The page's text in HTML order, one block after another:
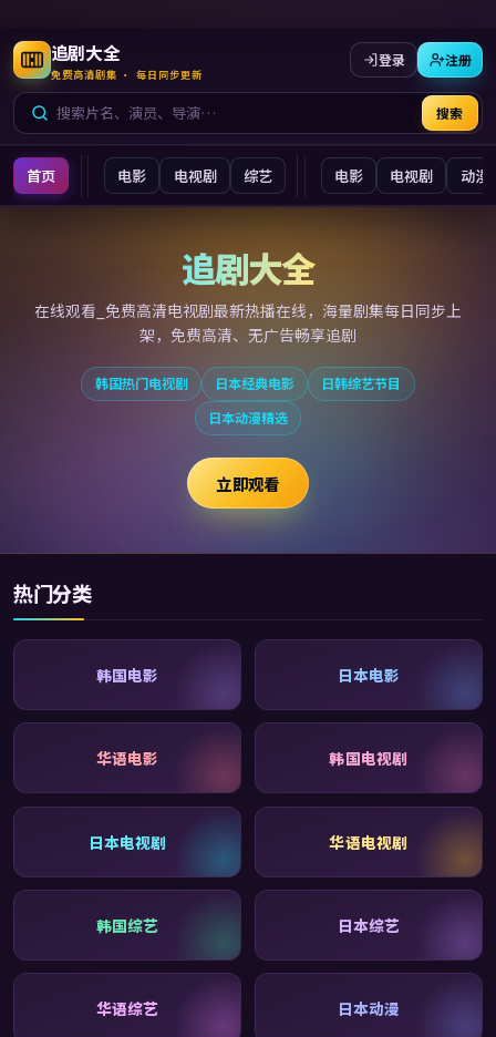
追剧大全
免费高清剧集 · 每日同步更新
搜索
登录 注册
首页 电影 电视剧 综艺 电影 电视剧 动漫
追剧大全
追剧大全
在线观看_免费高清电视剧最新热播在线，海量剧集每日同步上
架，免费高清、无广告畅享追剧
韩国热门电视剧 日本经典电影
日韩综艺节目
日本动漫精选
立即观看
热门分类
韩国电影 日本电影
华语电影 韩国电视剧
日本电视剧 华语电视剧
韩国综艺 日本综艺
华语综艺 日本动漫